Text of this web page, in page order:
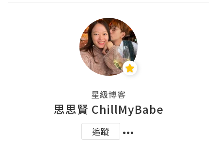
星級博客
思思賢 ChillMyBabe
追蹤